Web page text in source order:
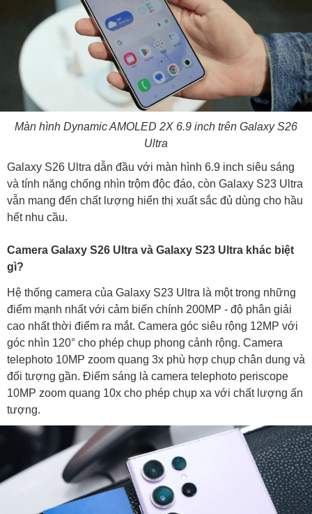
Màn hình Dynamic AMOLED 2X 6.9 inch trên Galaxy S26
Ultra
Galaxy S26 Ultra dẫn đầu với màn hình 6.9 inch siêu sáng
và tính năng chống nhìn trộm độc đáo, còn Galaxy S23 Ultra
vẫn mang đến chất lượng hiển thị xuất sắc đủ dùng cho hầu
hết nhu cầu.
Camera Galaxy S26 Ultra và Galaxy S23 Ultra khác biệt
gì?
Hệ thống camera của Galaxy S23 Ultra là một trong những
điểm mạnh nhất với cảm biến chính 200MP - độ phân giải
cao nhất thời điểm ra mắt. Camera góc siêu rộng 12MP với
góc nhìn 120° cho phép chụp phong cảnh rộng. Camera
telephoto 10MP zoom quang 3x phù hợp chụp chân dung và
đối tượng gần. Điểm sáng là camera telephoto periscope
10MP zoom quang 10x cho phép chụp xa với chất lượng ấn
tượng.